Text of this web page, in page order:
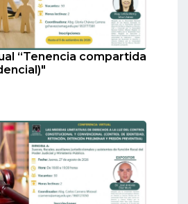
“Tenencia compartida